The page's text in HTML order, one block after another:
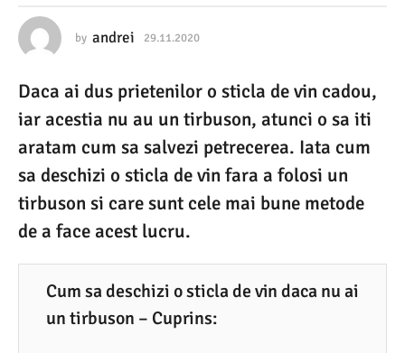
1
2
0
2
0
2
7
.
by andrei 29.11.2020
0
2
0
2
Daca ai dus prietenilor o sticla de vin cadou,
iar acestia nu au un tirbuson, atunci o sa iti
aratam cum sa salvezi petrecerea. Iata cum
sa deschizi o sticla de vin fara a folosi un
tirbuson si care sunt cele mai bune metode
de a face acest lucru.
Cum sa deschizi o sticla de vin daca nu ai
un tirbuson – Cuprins: